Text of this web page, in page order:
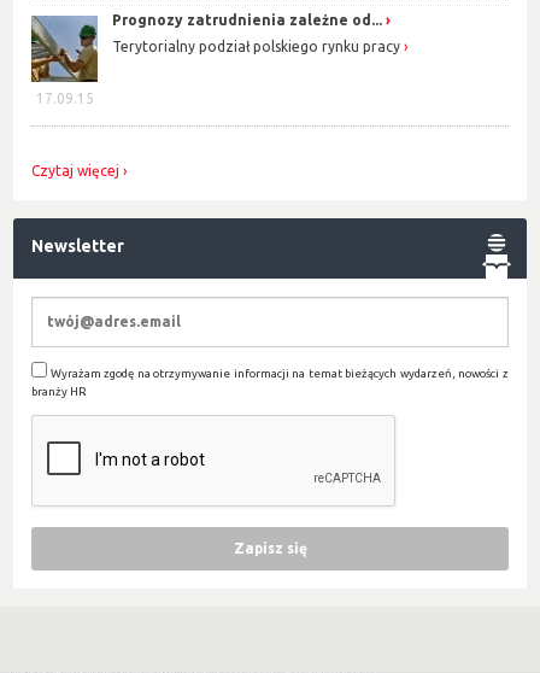
17.09.15
Prognozy zatrudnienia zależne od...
Terytorialny podział polskiego rynku pracy
Czytaj więcej
Newsletter
Wyrażam zgodę na otrzymywanie informacji na temat bieżących wydarzeń, nowości z
branży HR